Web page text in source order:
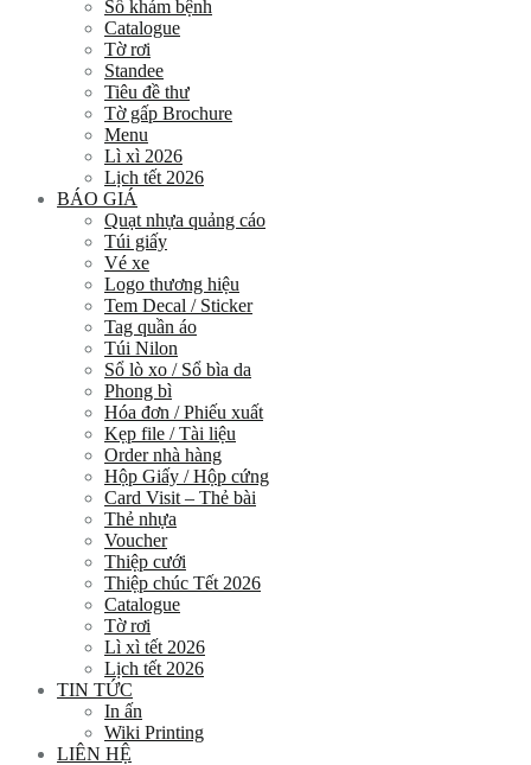
Sổ khám bệnh
Catalogue
Tờ rơi
Standee
Tiêu đề thư
Tờ gấp Brochure
Menu
Lì xì 2026
Lịch tết 2026
BÁO GIÁ
Quạt nhựa quảng cáo
Túi giấy
Vé xe
Logo thương hiệu
Tem Decal / Sticker
Tag quần áo
Túi Nilon
Sổ lò xo / Sổ bìa da
Phong bì
Hóa đơn / Phiếu xuất
Kẹp file / Tài liệu
Order nhà hàng
Hộp Giấy / Hộp cứng
Card Visit – Thẻ bài
Thẻ nhựa
Voucher
Thiệp cưới
Thiệp chúc Tết 2026
Catalogue
Tờ rơi
Lì xì tết 2026
Lịch tết 2026
TIN TỨC
In ấn
Wiki Printing
LIÊN HỆ